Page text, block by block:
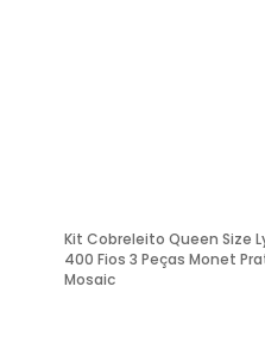
Kit Cobreleito Queen Size
400 Fios 3 Peças Monet
Mosaic